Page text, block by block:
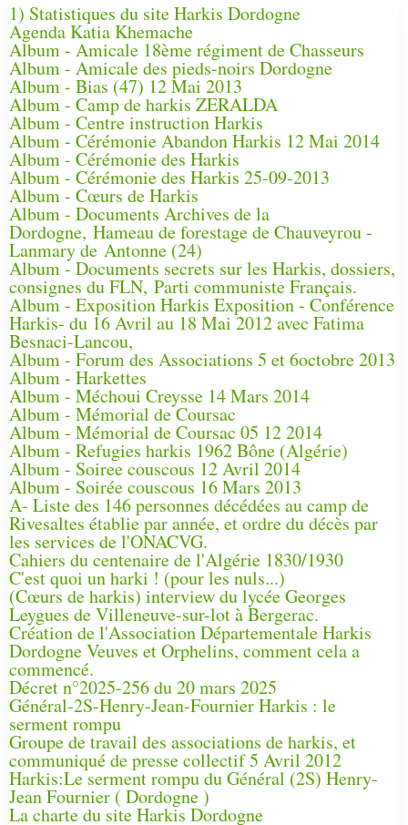
1) Statistiques du site Harkis Dordogne
Agenda Katia Khemache
Album - Amicale 18ème régiment de Chasseurs
Album - Amicale des pieds-noirs Dordogne
Album - Bias (47) 12 Mai 2013
Album - Camp de harkis ZERALDA
Album - Centre instruction Harkis
Album - Cérémonie Abandon Harkis 12 Mai 2014
Album - Cérémonie des Harkis
Album - Cérémonie des Harkis 25-09-2013
Album - Cœurs de Harkis
Album - Documents Archives de la
Dordogne, Hameau de forestage de Chauveyrou -
Lanmary de Antonne (24)
Album - Documents secrets sur les Harkis, dossiers,
consignes du FLN, Parti communiste Français.
Album - Exposition Harkis Exposition - Conférence
Harkis- du 16 Avril au 18 Mai 2012 avec Fatima
Besnaci-Lancou,
Album - Forum des Associations 5 et 6octobre 2013
Album - Harkettes
Album - Méchoui Creysse 14 Mars 2014
Album - Mémorial de Coursac
Album - Mémorial de Coursac 05 12 2014
Album - Refugies harkis 1962 Bône (Algérie)
Album - Soiree couscous 12 Avril 2014
Album - Soirée couscous 16 Mars 2013
A- Liste des 146 personnes décédées au camp de
Rivesaltes établie par année, et ordre du décès par
les services de l'ONACVG.
Cahiers du centenaire de l'Algérie 1830/1930
C'est quoi un harki ! (pour les nuls...)
(Cœurs de harkis) interview du lycée Georges
Leygues de Villeneuve-sur-lot à Bergerac.
Création de l'Association Départementale Harkis
Dordogne Veuves et Orphelins, comment cela a
commencé.
Décret n°2025-256 du 20 mars 2025
Général-2S-Henry-Jean-Fournier Harkis : le
serment rompu
Groupe de travail des associations de harkis, et
communiqué de presse collectif 5 Avril 2012
Harkis:Le serment rompu du Général (2S) Henry-
Jean Fournier ( Dordogne )
La charte du site Harkis Dordogne